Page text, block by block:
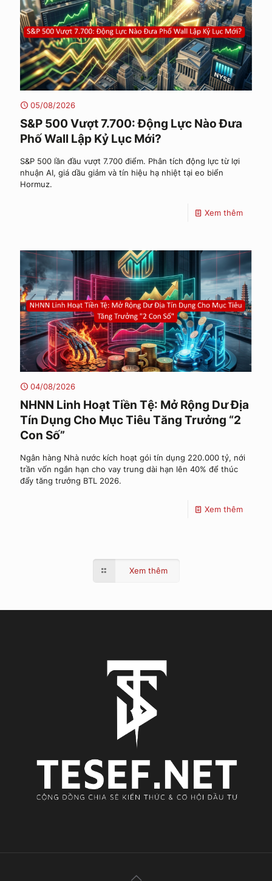
05/08/2026
S&P 500 Vượt 7.700: Động Lực Nào Đưa
Phố Wall Lập Kỷ Lục Mới?
S&P 500 lần đầu vượt 7.700 điểm. Phân tích động lực từ lợi
nhuận AI, giá dầu giảm và tín hiệu hạ nhiệt tại eo biển
Hormuz.
Xem thêm
04/08/2026
NHNN Linh Hoạt Tiền Tệ: Mở Rộng Dư Địa
Tín Dụng Cho Mục Tiêu Tăng Trưởng “2
Con Số”
Ngân hàng Nhà nước kích hoạt gói tín dụng 220.000 tỷ, nới
trần vốn ngắn hạn cho vay trung dài hạn lên 40% để thúc
đẩy tăng trưởng BTL 2026.
Xem thêm
Xem thêm